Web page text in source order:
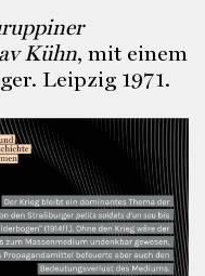
Kühn, mit einem
Leipzig 1971.